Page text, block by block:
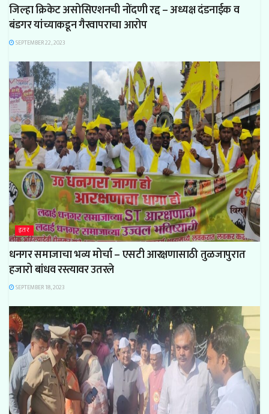
जिल्हा क्रिकेट असोसिएशनची नोंदणी रद्द – अध्यक्ष दंडनाईक व
बंडगर यांच्याकडून गैरवापराचा आरोप
SEPTEMBER 22, 2023
इतर
धनगर समाजाचा भव्य मोर्चा – एसटी आरक्षणासाठी तुळजापुरात
हजारो बांधव रस्त्यावर उतरले
SEPTEMBER 18, 2023